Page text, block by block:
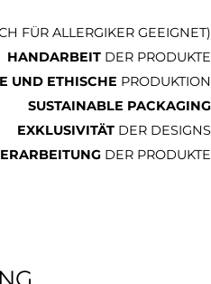
FÜR ALLERGIKER GEEIGNET)
HANDARBEIT DER PRODUKTE
UND ETHISCHE PRODUKTION
SUSTAINABLE PACKAGING
EXKLUSIVITÄT DER DESIGNS
DER PRODUKTE